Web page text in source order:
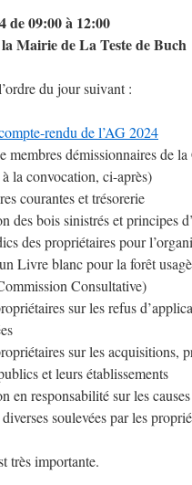
de 09:00 à 12:00
Mairie de La Teste de Buch
du jour suivant :
rendu de l’AG 2024
membres démissionnaires de
la convocation, ci-après)
courantes et trésorerie
des bois sinistrés et principes
des propriétaires pour
Livre blanc pour la forêt
Consultative)
sur les refus
sur les acquisitions,
et leurs établissements
en responsabilité sur les
soulevées par les
très importante.